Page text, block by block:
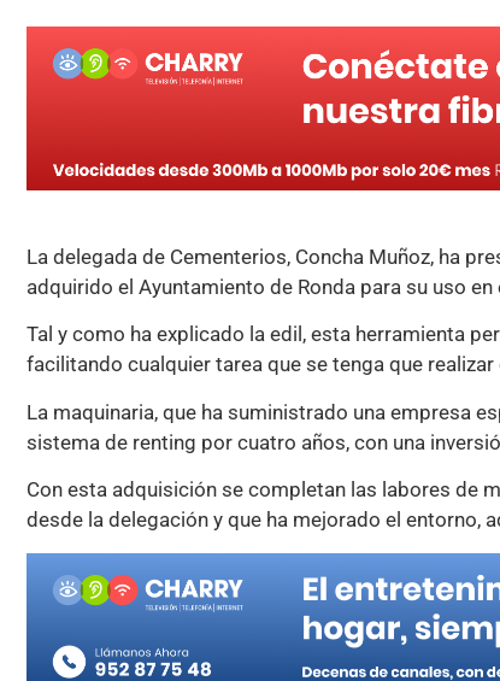
La delegada de Cementerios, Concha Muñoz, ha
adquirido el Ayuntamiento de Ronda para su uso
Tal y como ha explicado la edil, esta herramienta
facilitando cualquier tarea que se tenga que
La maquinaria, que ha suministrado una empresa
sistema de renting por cuatro años, con una
Con esta adquisición se completan las labores de
desde la delegación y que ha mejorado el entorno,